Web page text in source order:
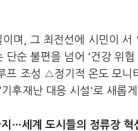
며, 그 최전선에 시민이
단순 불편을 넘어 '건강 위
조성 △정기적 온도 모니
후재난 대응 시설'로 새롭
…세계 도시들의 정류장 혁